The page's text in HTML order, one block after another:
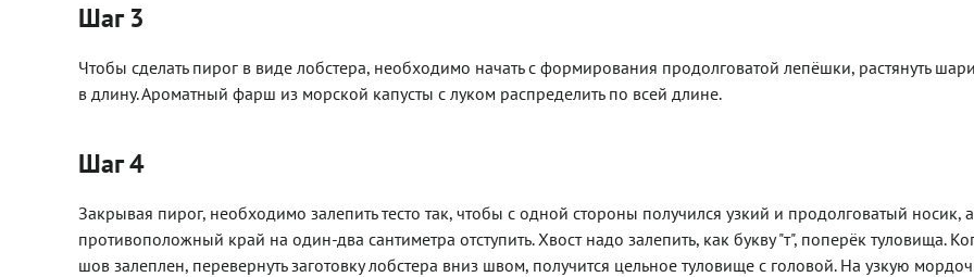
Шаг 3
Чтобы сделать пирог в виде лобстера, необходимо начать с формирования продолговатой лепёшки, растянуть
в длину. Ароматный фарш из морской капусты с луком распределить по всей длине.
Шаг 4
Закрывая пирог, необходимо залепить тесто так, чтобы с одной стороны получился узкий и продолговатый носик, а
противоположный край на один-два сантиметра отступить. Хвост надо залепить, как букву "т", поперёк туловища.
шов залеплен, перевернуть заготовку лобстера вниз швом, получится цельное туловище с головой. На узкую